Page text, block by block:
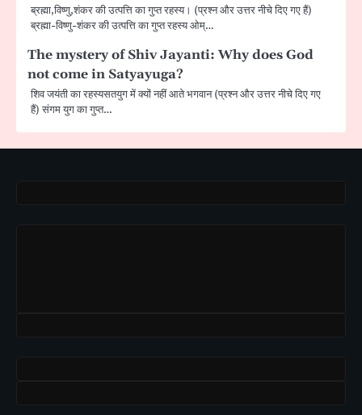
ब्रह्मा,विष्णु,शंकर की उत्पत्ति का गुप्त रहस्य। (प्रश्न और उत्तर नीचे दिए गए हैं)
ब्रह्मा-विष्णु-शंकर की उत्पत्ति का गुप्त रहस्य ओम्…
The mystery of Shiv Jayanti: Why does God
not come in Satyayuga?
शिव जयंती का रहस्यसतयुग में क्यों नहीं आते भगवान (प्रश्न और उत्तर नीचे दिए गए
हैं) संगम युग का गुप्त…